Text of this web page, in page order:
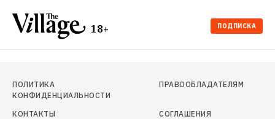
18+ ПОДПИСКА
ПОЛИТИКА
КОНФИДЕНЦИАЛЬНОСТИ
ПРАВООБЛАДАТЕЛЯМ
КОНТАКТЫ
СОГЛАШЕНИЯ